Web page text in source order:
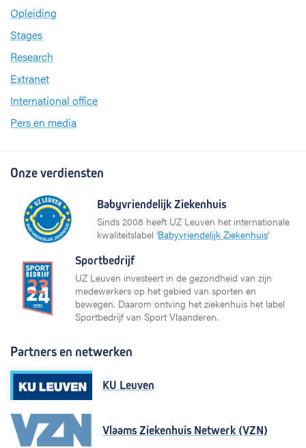
Opleiding
Stages
Research
Extranet
International office
Pers en media
Onze verdiensten
Babyvriendelijk Ziekenhuis
Sinds 2008 heeft UZ Leuven het internationale
kwaliteitslabel ‘Babyvriendelijk Ziekenhuis’
Sportbedrijf
UZ Leuven investeert in de gezondheid van zijn
medewerkers op het gebied van sporten en
bewegen. Daarom ontving het ziekenhuis het label
Sportbedrijf van Sport Vlaanderen.
Partners en netwerken
KU Leuven
Vlaams Ziekenhuis Netwerk (VZN)